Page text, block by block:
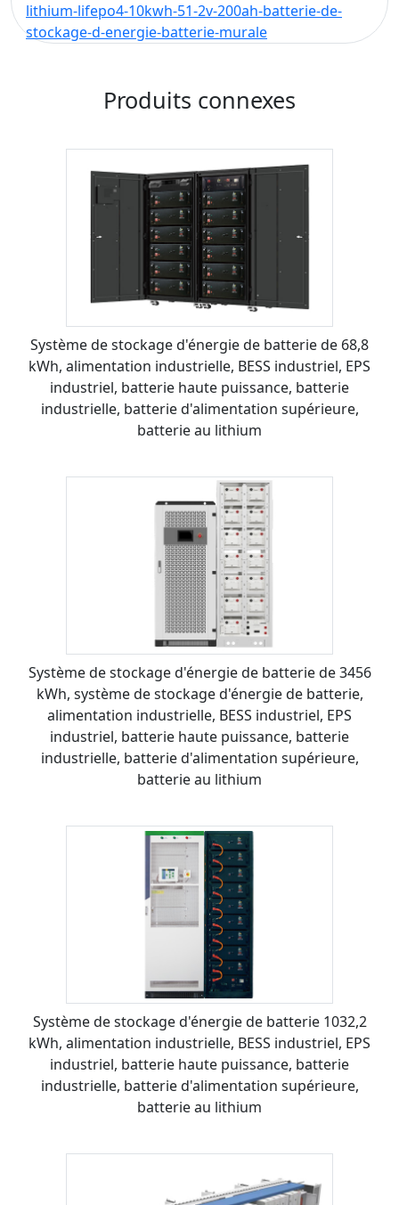
lithium-lifepo4-10kwh-51-2v-200ah-batterie-de-
stockage-d-energie-batterie-murale
Produits connexes
Système de stockage d'énergie de batterie de 68,8
kWh, alimentation industrielle, BESS industriel, EPS
industriel, batterie haute puissance, batterie
industrielle, batterie d'alimentation supérieure,
batterie au lithium
Système de stockage d'énergie de batterie de 3456
kWh, système de stockage d'énergie de batterie,
alimentation industrielle, BESS industriel, EPS
industriel, batterie haute puissance, batterie
industrielle, batterie d'alimentation supérieure,
batterie au lithium
Système de stockage d'énergie de batterie 1032,2
kWh, alimentation industrielle, BESS industriel, EPS
industriel, batterie haute puissance, batterie
industrielle, batterie d'alimentation supérieure,
batterie au lithium